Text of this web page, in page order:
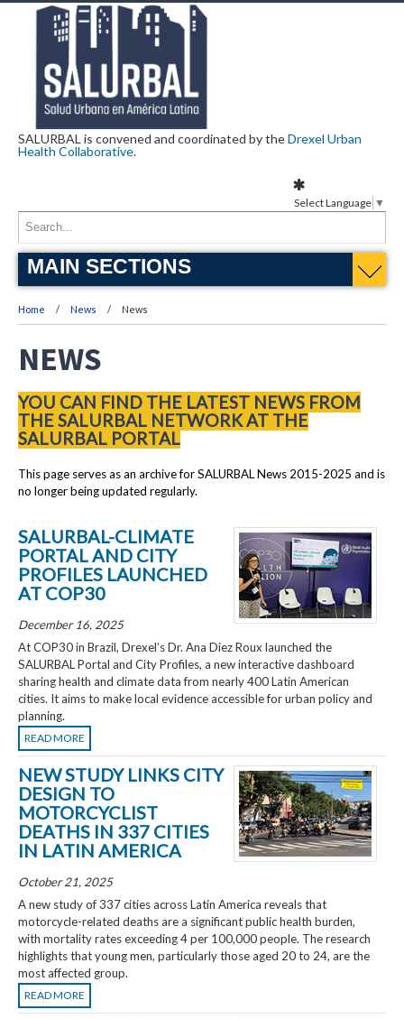
SALURBAL is convened and coordinated by theDrexel Urban
Health Collaborative.
MAIN SECTIONS
Home News News
NEWS
YOU CAN FIND THE LATEST NEWS FROM
THE SALURBAL NETWORK AT THE
SALURBAL PORTAL
This page serves as an archive for SALURBAL News 2015-2025 and is
no longer being updated regularly.
SALURBAL-CLIMATE
PORTAL AND CITY
PROFILES LAUNCHED
AT COP30
December 16, 2025
At COP30 in Brazil, Drexel’s Dr. Ana Diez Roux launched the
SALURBAL Portal and City Profiles, a new interactive dashboard
sharing health and climate data from nearly 400 Latin American
cities. It aims to make local evidence accessible for urban policy and
planning.
READ MORE
NEW STUDY LINKS CITY
DESIGN TO
MOTORCYCLIST
DEATHS IN 337 CITIES
IN LATIN AMERICA
October 21, 2025
A new study of 337 cities across Latin America reveals that
motorcycle-related deaths are a significant public health burden,
with mortality rates exceeding 4 per 100,000 people. The research
highlights that young men, particularly those aged 20 to 24, are the
most affected group.
READ MORE
Select Language ▼